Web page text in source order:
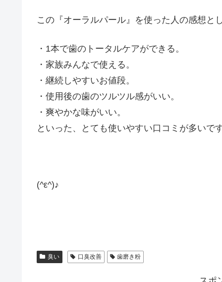
この『オーラルパール』を使った人の感想とし
・1本で歯のトータルケアができる。
・家族みんなで使える。
・継続しやすいお値段。
・使用後の歯のツルツル感がいい。
・爽やかな味がいい。
といった、とても使いやすい口コミが多いです
(^ε^)♪
臭い 口臭改善 歯磨き粉